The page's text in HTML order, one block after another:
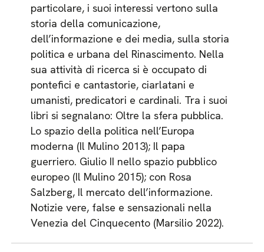
particolare, i suoi interessi vertono sulla
storia della comunicazione,
dell’informazione e dei media, sulla storia
politica e urbana del Rinascimento. Nella
sua attività di ricerca si è occupato di
pontefici e cantastorie, ciarlatani e
umanisti, predicatori e cardinali. Tra i suoi
libri si segnalano: Oltre la sfera pubblica.
Lo spazio della politica nell’Europa
moderna (Il Mulino 2013); Il papa
guerriero. Giulio II nello spazio pubblico
europeo (Il Mulino 2015); con Rosa
Salzberg, Il mercato dell’informazione.
Notizie vere, false e sensazionali nella
Venezia del Cinquecento (Marsilio 2022).